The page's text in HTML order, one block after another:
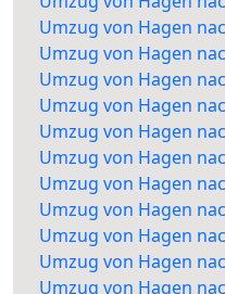
Umzug von Hagen
Umzug von Hagen
Umzug von Hagen
Umzug von Hagen
Umzug von Hagen
Umzug von Hagen
Umzug von Hagen
Umzug von Hagen
Umzug von Hagen
Umzug von Hagen
Umzug von Hagen